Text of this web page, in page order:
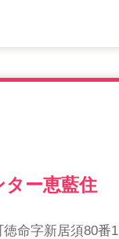
ー恵藍住
徳命字新居須80番1